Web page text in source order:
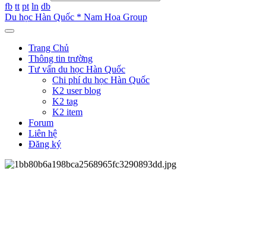
fb tt pt ln db
Du học Hàn Quốc * Nam Hoa Group
Trang Chủ
Thông tin trường
Tư vấn du học Hàn Quốc
Chi phí du học Hàn Quốc
K2 user blog
K2 tag
K2 item
Forum
Liên hệ
Đăng ký